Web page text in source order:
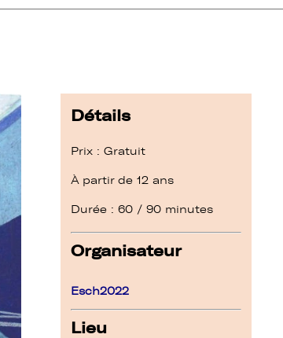
Détails
Prix : Gratuit
À partir de 12 ans
Durée : 60 / 90 minutes
Organisateur
Esch2022
Lieu